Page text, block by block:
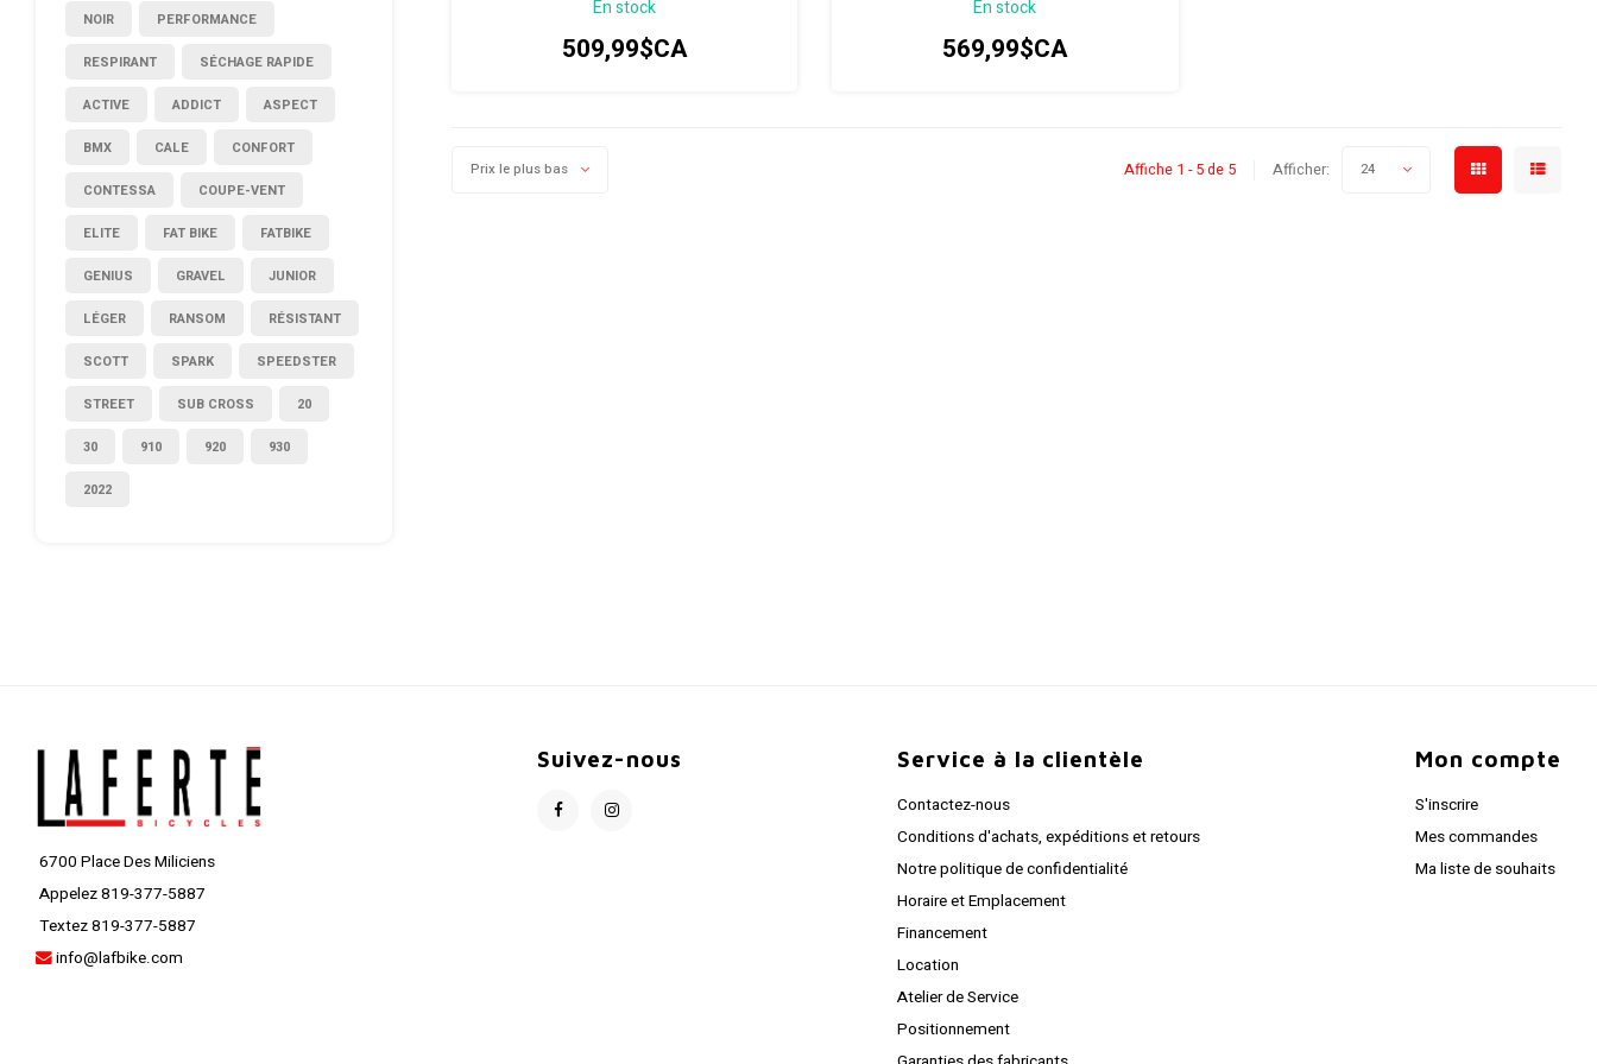
NOIR PERFORMANCE
RESPIRANT SÉCHAGE RAPIDE
ACTIVE ADDICT ASPECT
BMX CALE CONFORT
CONTESSA COUPE-VENT
ELITE FAT BIKE FATBIKE
GENIUS GRAVEL JUNIOR
LÉGER RANSOM RÉSISTANT
SCOTT SPARK SPEEDSTER
STREET SUB CROSS 20
30 910 920 930
2022
application mobile, elle est le partenaire idéal
En stock
509,99$CA
avec une puissance lumineuse de 3 600
En stock
569,99$CA
Prix le plus bas Affiche 1 - 5 de 5 Afficher: 24
6700 Place Des Miliciens
Appelez 819-377-5887
Textez 819-377-5887
info@lafbike.com
Suivez-nous Service à la clientèle
Contactez-nous
Conditions d'achats, expéditions et retours
Notre politique de confidentialité
Horaire et Emplacement
Financement
Location
Atelier de Service
Positionnement
Mon compte
S'inscrire
Mes commandes
Ma liste de souhaits